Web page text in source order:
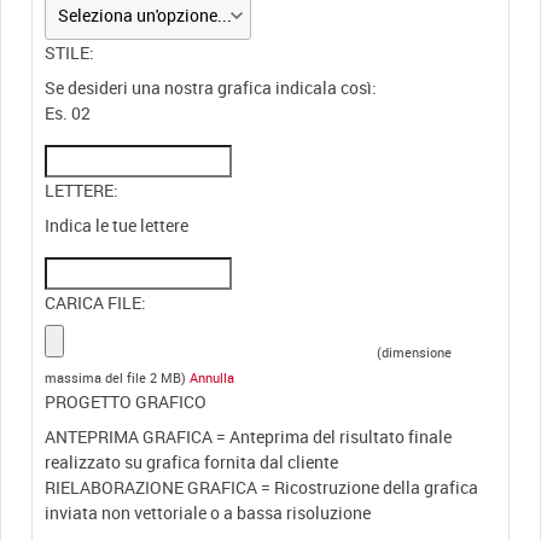
STILE:
Se desideri una nostra grafica indicala così:
Es. 02
LETTERE:
Indica le tue lettere
CARICA FILE:
(dimensione
massima del file 2 MB) Annulla
PROGETTO GRAFICO
ANTEPRIMA GRAFICA = Anteprima del risultato finale
realizzato su grafica fornita dal cliente
RIELABORAZIONE GRAFICA = Ricostruzione della grafica
inviata non vettoriale o a bassa risoluzione